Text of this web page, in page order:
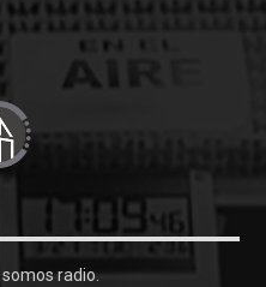
radio.